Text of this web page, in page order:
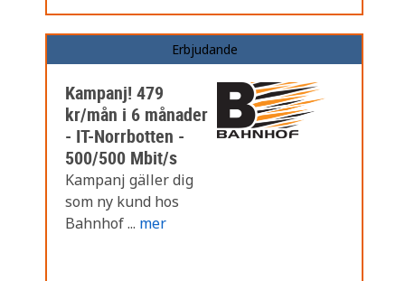
Erbjudande
Kampanj! 479
kr/mån i 6 månader
- IT-Norrbotten -
500/500 Mbit/s
Kampanj gäller dig
som ny kund hos
Bahnhof ... mer